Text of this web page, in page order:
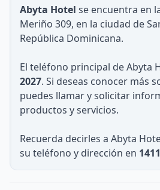
Abyta Hotel se encuentra en
Meriño 309, en la ciudad de
República Dominicana.
El teléfono principal de Abyta
2027. Si deseas conocer más
puedes llamar y solicitar
productos y servicios.
Recuerda decirles a Abyta
su teléfono y dirección en